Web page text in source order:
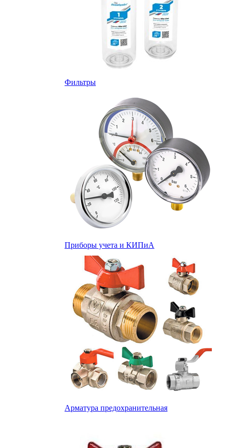
Фильтры
Приборы учета и КИПиА
Арматура предохранительная